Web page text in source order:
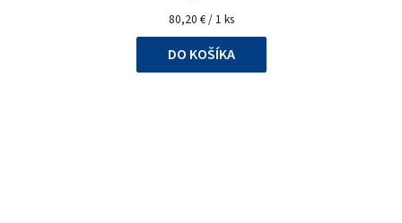
z
5
hviezdičiek.
Jednotková
cena:
80,20 € / 1 ks
DO KOŠÍKA